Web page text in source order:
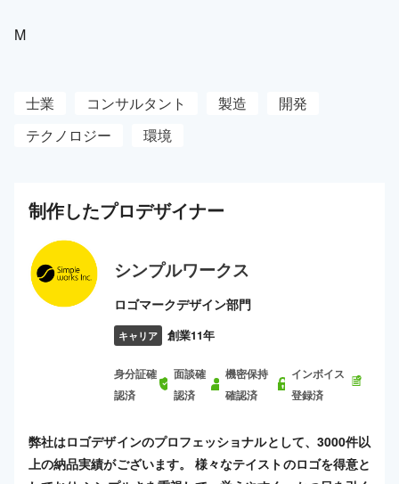
M
士業 コンサルタント 製造
開発
テクノロジー
環境
制作したプロデザイナー
シンプルワークス
ロゴマークデザイン部門
キャリア 創業11年
身分証確
認済
面談確
認済
機密保持
確認済
インボイス
登録済
弊社はロゴデザインのプロフェッショナルとして、3000件以
上の納品実績がございます。 様々なテイストのロゴを得意と